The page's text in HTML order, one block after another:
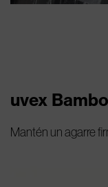
uvex
Mantén un agarre